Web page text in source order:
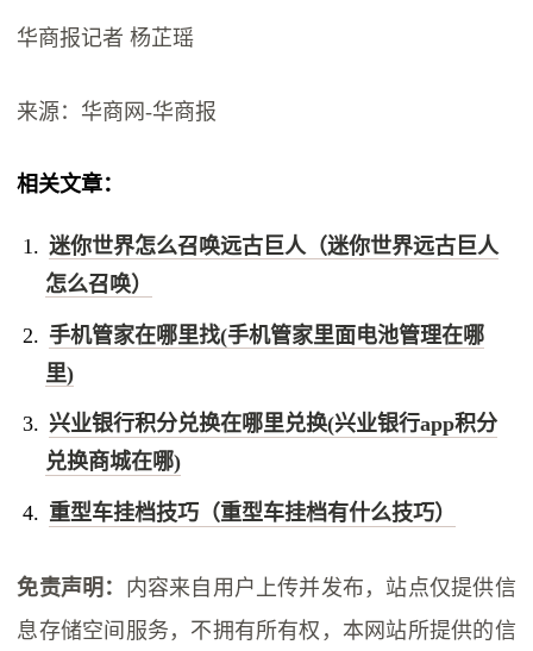
华商报记者 杨芷瑶
来源：华商网-华商报
相关文章：
迷你世界怎么召唤远古巨人（迷你世界远古巨人
怎么召唤）
手机管家在哪里找(手机管家里面电池管理在哪
里)
兴业银行积分兑换在哪里兑换(兴业银行app积分
兑换商城在哪)
重型车挂档技巧（重型车挂档有什么技巧）
免责声明： 内容来自用户上传并发布，站点仅提供信
息存储空间服务，不拥有所有权，本网站所提供的信